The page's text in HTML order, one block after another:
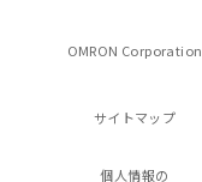
OMRON Corporation
サイトマップ
個人情報の